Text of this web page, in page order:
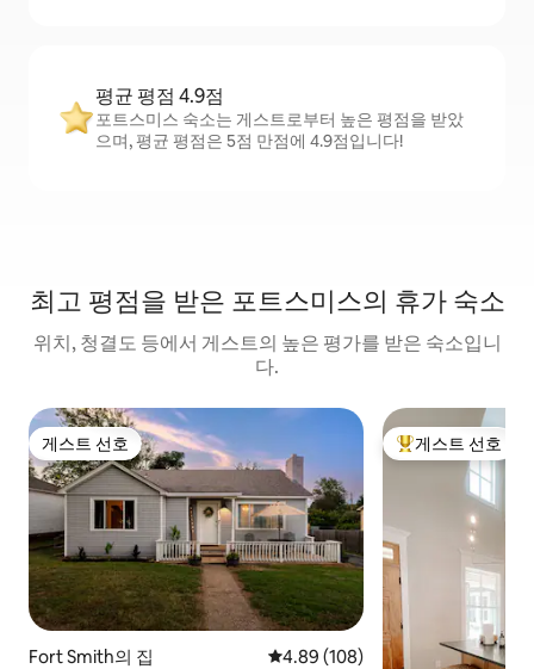
평균 평점 4.9점
포트스미스 숙소는 게스트로부터 높은 평점을 받았
으며, 평균 평점은 5점 만점에 4.9점입니다!
최고 평점을 받은 포트스미스의 휴가 숙소
위치, 청결도 등에서 게스트의 높은 평가를 받은 숙소입니
다.
게스트 선호
게스트 선호
Fort Smith의 집 평점 4.89점(5점 만점), 후기 108
4.89 (108)
상위 게스트 선호
게스트 선호